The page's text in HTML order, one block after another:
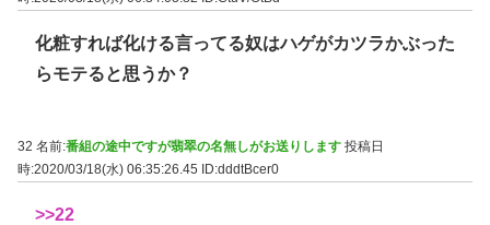
化粧すれば化ける言ってる奴はハゲがカツラかぶった
らモテると思うか？
32 名前:番組の途中ですが翡翠の名無しがお送りします 投稿日
時:2020/03/18(水) 06:35:26.45
ID:dddtBcer0
>>22